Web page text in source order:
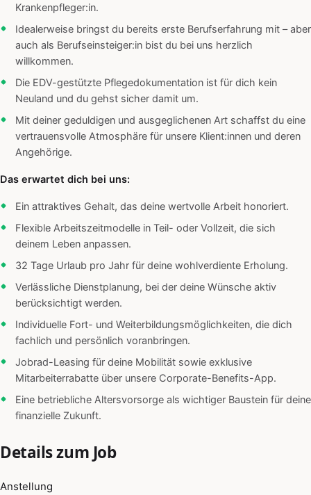
Krankenpfleger:in.
Idealerweise bringst du bereits erste Berufserfahrung mit – aber
auch als Berufseinsteiger:in bist du bei uns herzlich
willkommen.
Die EDV-gestützte Pflegedokumentation ist für dich kein
Neuland und du gehst sicher damit um.
Mit deiner geduldigen und ausgeglichenen Art schaffst du eine
vertrauensvolle Atmosphäre für unsere Klient:innen und deren
Angehörige.
Das erwartet dich bei uns:
Ein attraktives Gehalt, das deine wertvolle Arbeit honoriert.
Flexible Arbeitszeitmodelle in Teil- oder Vollzeit, die sich
deinem Leben anpassen.
32 Tage Urlaub pro Jahr für deine wohlverdiente Erholung.
Verlässliche Dienstplanung, bei der deine Wünsche aktiv
berücksichtigt werden.
Individuelle Fort- und Weiterbildungsmöglichkeiten, die dich
fachlich und persönlich voranbringen.
Jobrad-Leasing für deine Mobilität sowie exklusive
Mitarbeiterrabatte über unsere Corporate-Benefits-App.
Eine betriebliche Altersvorsorge als wichtiger Baustein für deine
finanzielle Zukunft.
Details zum Job
Anstellung